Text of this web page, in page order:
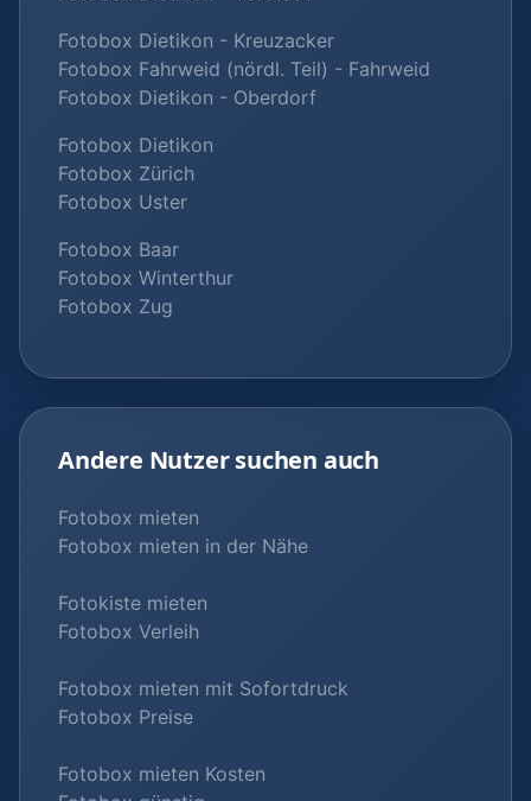
Fotobox Dietikon - Kreuzacker
Fotobox Fahrweid (nördl. Teil) - Fahrweid
Fotobox Dietikon - Oberdorf
Fotobox Dietikon
Fotobox Zürich
Fotobox Uster
Fotobox Baar
Fotobox Winterthur
Fotobox Zug
Andere Nutzer suchen auch
Fotobox mieten
Fotobox mieten in der Nähe
Fotokiste mieten
Fotobox Verleih
Fotobox mieten mit Sofortdruck
Fotobox Preise
Fotobox mieten Kosten